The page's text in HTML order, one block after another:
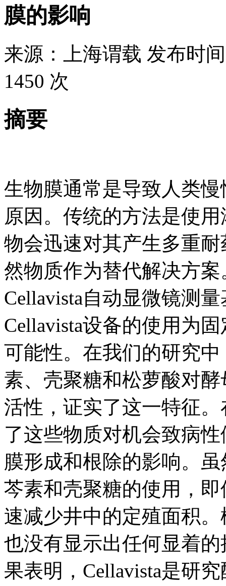
膜的影响
来源： 上海谓载 发布时
1450 次
摘要
生物膜通常是导致人类
原因。传统的方法是使
物会迅速对其产生多重
然物质作为替代解决方
Cellavista自动显微镜测
Cellavista设备的使用为
可能性。在我们的研究
素、壳聚糖和松萝酸对
活性，证实了这一特征
了这些物质对机会致病
膜形成和根除的影响。
芩素和壳聚糖的使用，
速减少井中的定殖面积
也没有显示出任何显着
果表明，Cellavista是研